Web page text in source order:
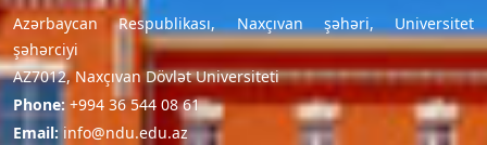
Azərbaycan Respublikası, Naxçıvan şəhəri, Universitet
şəhərciyi
AZ7012, Naxçıvan Dövlət Universiteti
Phone: +994 36 544 08 61
Email: info@ndu.edu.az